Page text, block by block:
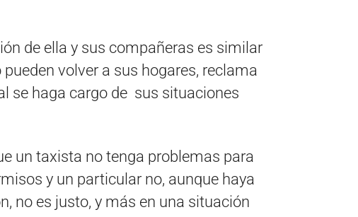
de ella y sus compañeras es similar
volver a sus hogares, reclama
se haga cargo de sus situaciones
un taxista no tenga problemas para
y un particular no, aunque haya
no es justo, y más en una situación